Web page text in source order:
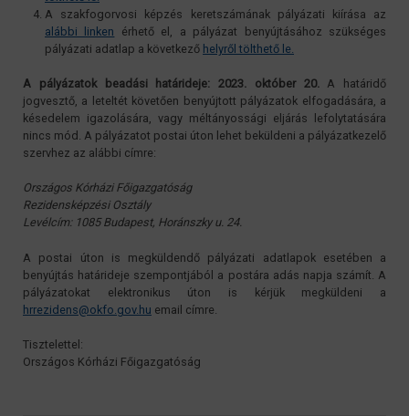
A szakfogorvosi képzés keretszámának pályázati kiírása az
alábbi linken érhető el, a pályázat benyújtásához szükséges
pályázati adatlap a következő helyről tölthető le.
A pályázatok beadási határideje: 2023. október 20.A határidő
jogvesztő, a leteltét követően benyújtott pályázatok elfogadására, a
késedelem igazolására, vagy méltányossági eljárás lefolytatására
nincs mód. A pályázatot postai úton lehet beküldeni a pályázatkezelő
szervhez az alábbi címre:
Országos Kórházi Főigazgatóság
Rezidensképzési Osztály
Levélcím: 1085 Budapest, Horánszky u. 24.
A postai úton is megküldendő pályázati adatlapok esetében a
benyújtás határideje szempontjából a postára adás napja számít. A
pályázatokat elektronikus úton is kérjük megküldeni a
hrrezidens@okfo.gov.hu email címre.
Tisztelettel:
Országos Kórházi Főigazgatóság